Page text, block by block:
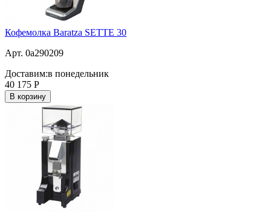
Кофемолка Baratza SETTE 30
Арт. 0a290209
Доставим:в понедельник
40 175 Р
В корзину